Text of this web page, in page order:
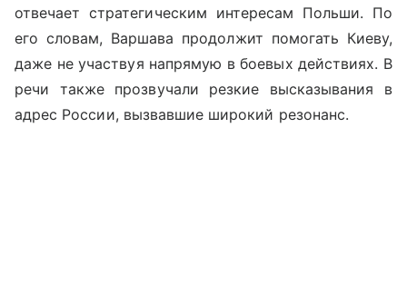
отвечает стратегическим интересам Польши. По
его словам, Варшава продолжит помогать Киеву,
даже не участвуя напрямую в боевых действиях. В
речи также прозвучали резкие высказывания в
адрес России, вызвавшие широкий резонанс.